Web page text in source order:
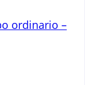
ordinario –